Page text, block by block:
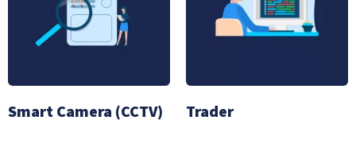
Smart Camera (CCTV) Trader